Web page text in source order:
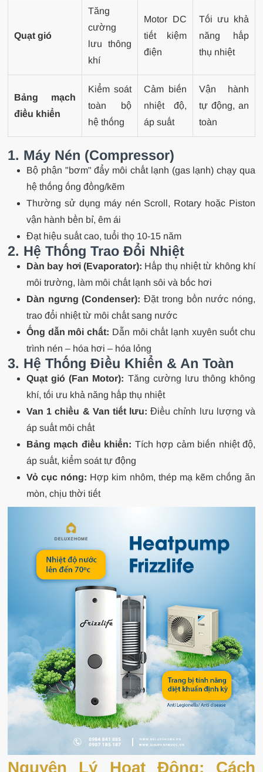
Quạt gió
Tăng
cường
lưu thông
khí
Motor DC
tiết kiệm
điện
Tối ưu khả
năng hấp
thụ nhiệt
Bảng mạch
điều khiển
Kiểm soát
toàn bộ
hệ thống
Cảm biến
nhiệt độ,
áp suất
Vận hành
tự động, an
toàn
1. Máy Nén (Compressor)
Bộ phận "bơm" đẩy môi chất lạnh (gas lạnh) chạy qua
hệ thống ống đồng/kẽm
Thường sử dụng máy nén Scroll, Rotary hoặc Piston
vận hành bền bỉ, êm ái
Đạt hiệu suất cao, tuổi thọ 10-15 năm
2. Hệ Thống Trao Đổi Nhiệt
Dàn bay hơi (Evaporator): Hấp thụ nhiệt từ không khí
môi trường, làm môi chất lạnh sôi và bốc hơi
Dàn ngưng (Condenser): Đặt trong bồn nước nóng,
trao đổi nhiệt từ môi chất sang nước
Ống dẫn môi chất: Dẫn môi chất lạnh xuyên suốt chu
trình nén – hóa hơi – hóa lỏng
3. Hệ Thống Điều Khiển & An Toàn
Quạt gió (Fan Motor): Tăng cường lưu thông không
khí, tối ưu khả năng hấp thụ nhiệt
Van 1 chiều & Van tiết lưu: Điều chỉnh lưu lượng và
áp suất môi chất
Bảng mạch điều khiển: Tích hợp cảm biến nhiệt độ,
áp suất, kiểm soát tự động
Vỏ cục nóng: Hợp kim nhôm, thép mạ kẽm chống ăn
mòn, chịu thời tiết
Nguyên Lý Hoạt Động: Cách